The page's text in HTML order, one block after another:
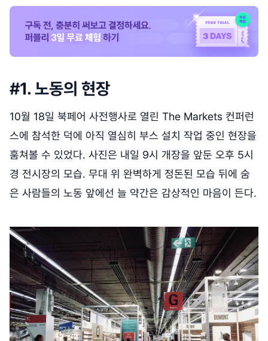
#1. 노동의 현장
10월 18일 북페어 사전행사로 열린 The Markets 컨퍼런
스에 참석한 덕에 아직 열심히 부스 설치 작업 중인 현장을
훔쳐볼 수 있었다. 사진은 내일 9시 개장을 앞둔 오후 5시
경 전시장의 모습. 무대 위 완벽하게 정돈된 모습 뒤에 숨
은 사람들의 노동 앞에선 늘 약간은 감상적인 마음이 든다.